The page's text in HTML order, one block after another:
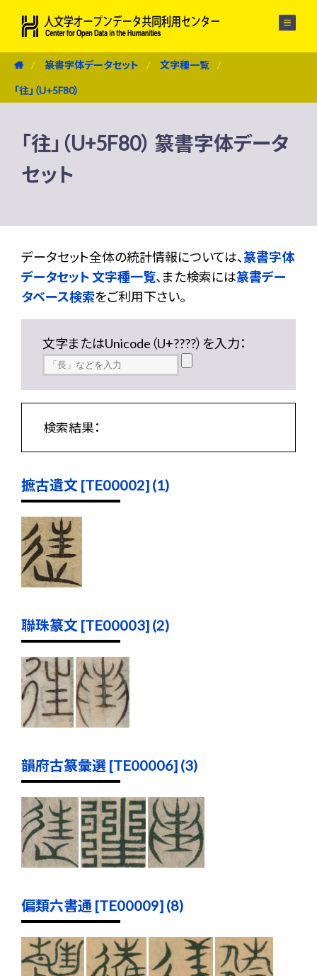
篆書字体データセット 文字種一覧
「往」（U+5F80）
「往」（U+5F80） 篆書字体データ
セット
データセット全体の統計情報については、篆書字体
データセット 文字種一覧、また検索には篆書デー
タベース検索をご利用下さい。
文字またはUnicode（U+????）を入力：
検索結果：
摭古遺文 [TE00002] (1)
聯珠篆文 [TE00003] (2)
韻府古篆彙選 [TE00006] (3)
偏類六書通 [TE00009] (8)